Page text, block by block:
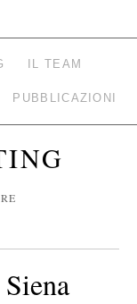
IL TEAM
PUBBLICAZIONI